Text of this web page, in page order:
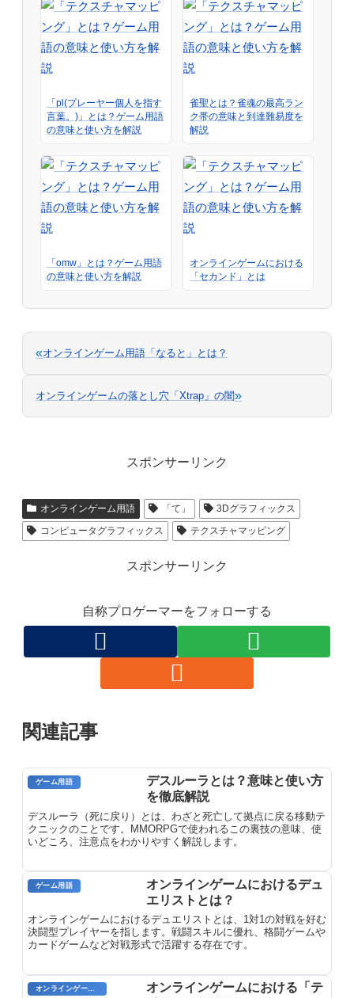
「pl(プレーヤー個人を指す
言葉。)」とは？ゲーム用語
の意味と使い方を解説
雀聖とは？雀魂の最高ラン
ク帯の意味と到達難易度を
解説
「omw」とは？ゲーム用語
の意味と使い方を解説
オンラインゲームにおける
「セカンド」とは
«オンラインゲーム用語「なると」とは？
オンラインゲームの落とし穴「Xtrap」の闇»
スポンサーリンク
オンラインゲーム用語 「て」
3Dグラフィックス
コンピュータグラフィックス
テクスチャマッピング
スポンサーリンク
自称プロゲーマーをフォローする
関連記事
ゲーム用語
デスルーラとは？意味と使い方
を徹底解説
デスルーラ（死に戻り）とは、わざと死亡して拠点に戻る移動テ
クニックのことです。MMORPGで使われるこの裏技の意味、使
いどころ、注意点をわかりやすく解説します。
ゲーム用語
オンラインゲームにおけるデュ
エリストとは？
オンラインゲームにおけるデュエリストとは、1対1の対戦を好む
決闘型プレイヤーを指します。戦闘スキルに優れ、格闘ゲームや
カードゲームなど対戦形式で活躍する存在です。
オンラインゲーム用語
オンラインゲームにおける「テ